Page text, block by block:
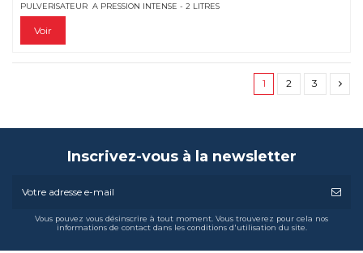
PULVERISATEUR A PRESSION INTENSE - 2 LITRES
Voir
1 2 3
Inscrivez-vous à la newsletter
Vous pouvez vous désinscrire à tout moment. Vous trouverez pour cela nos
informations de contact dans les conditions d'utilisation du site.